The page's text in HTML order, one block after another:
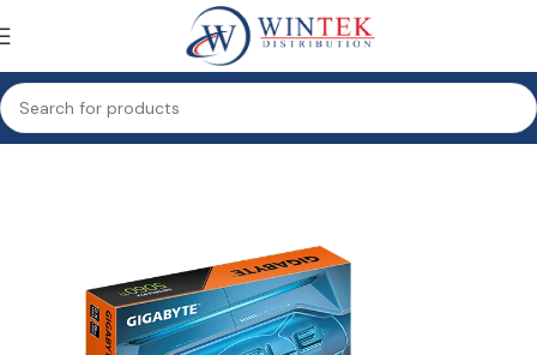
Accueil Informatique Composants Carte Graphique